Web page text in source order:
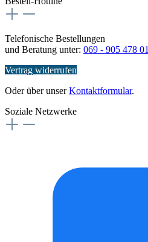
Telefonische Bestellungen
und Beratung unter: 069 - 905 478 01
Vertrag widerrufen
Oder über unserKontaktformular.
Soziale Netzwerke